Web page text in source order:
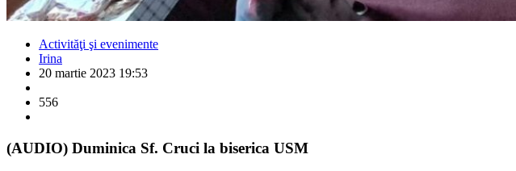
Activităţi şi evenimente
Irina
20 martie 2023 19:53
556
(AUDIO) Duminica Sf. Cruci la biserica USM